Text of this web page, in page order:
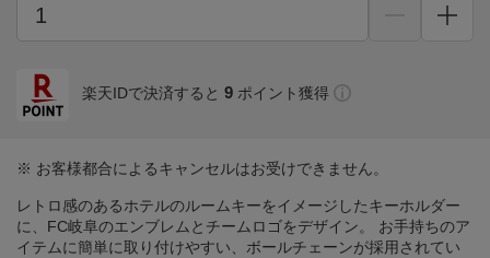
楽天IDで決済すると 9 ポイント獲得
※ お客様都合によるキャンセルはお受けできません。
レトロ感のあるホテルのルームキーをイメージしたキーホルダー
に、FC岐阜のエンブレムとチームロゴをデザイン。 お手持ちのア
イテムに簡単に取り付けやすい、ボールチェーンが採用されてい